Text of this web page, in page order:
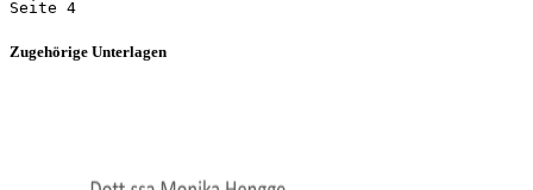
Zugehörige Unterlagen